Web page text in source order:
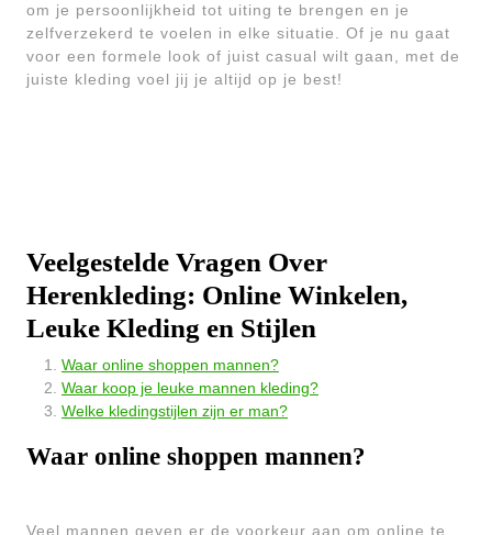
om je persoonlijkheid tot uiting te brengen en je
zelfverzekerd te voelen in elke situatie. Of je nu gaat
voor een formele look of juist casual wilt gaan, met de
juiste kleding voel jij je altijd op je best!
Veelgestelde Vragen Over
Herenkleding: Online Winkelen,
Leuke Kleding en Stijlen
Waar online shoppen mannen?
Waar koop je leuke mannen kleding?
Welke kledingstijlen zijn er man?
Waar online shoppen mannen?
Veel mannen geven er de voorkeur aan om online te